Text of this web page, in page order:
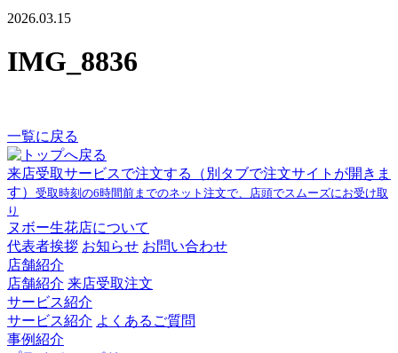
2026.03.15
IMG_8836
一覧に戻る
来店受取サービスで注文する
（別タブで注文サイトが開きま
す） 受取時刻の6時間前までのネット注文で、店頭でスムーズにお受け取
り
ヌボー生花店について
代表者挨拶 お知らせ お問い合わせ
店舗紹介
店舗紹介 来店受取注文
サービス紹介
サービス紹介 よくあるご質問
事例紹介